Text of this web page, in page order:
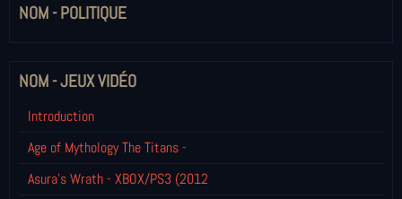
NOM - POLITIQUE
NOM - JEUX VIDÉO
Introduction
Age of Mythology The Titans -
Asura's Wrath - XBOX/PS3 (2012